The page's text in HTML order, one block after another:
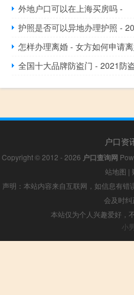
外地户口可以在上海买房吗 -
护照是否可以异地办理护照 -
怎样办理离婚 - 女方如何申请
全国十大品牌防盗门 - 2021防
户口资
Copyright © 2012 - 2026 户口查询网
站地图 |
声明：本站内容来自互联网，如信息有
会及时
本站仅为个人兴趣爱好，
小